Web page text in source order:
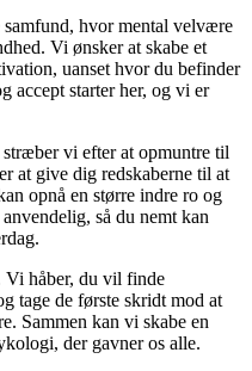
samfund, hvor mental velvære
Vi ønsker at skabe et
uanset hvor du befinder
accept starter her, og vi er
vi efter at opmuntre til
at give dig redskaberne til at
opnå en større indre ro og
så du nemt kan
håber, du vil finde
tage de første skridt mod at
Sammen kan vi skabe en
der gavner os alle.